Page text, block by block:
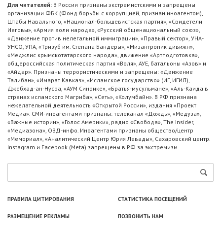
Для читателей: В России признаны экстремистскими и запрещены
организации ФБК (Фонд борьбы с коррупцией, признан иноагентом),
Штабы Навального, «Национал-большевистская партия», «Свидетели
Иеговы», «Армия воли народа», «Русский общенациональный союз»,
«Движение против нелегальной иммиграции», «Правый сектор», УНА-
УНСО, УПА, «Тризуб им. Степана Бандеры», «Мизантропик дивижн»,
«Меджлис крымскотатарского народа», движение «Артподготовка»,
общероссийская политическая партия «Воля», АУЕ, батальоны «Азов» и
«Айдар». Признаны террористическими и запрещены: «Движение
Талибан», «Имарат Кавказ», «Исламское государство» (ИГ, ИГИЛ),
Джебхад-ан-Нусра, «АУМ Синрике», «Братья-мусульмане», «Аль-Каида в
странах исламского Магриба», «Сеть», «Колумбайн». В РФ признана
нежелательной деятельность «Открытой России», издания «Проект
Медиа». СМИ-иноагентами признаны: телеканал «Дождь», «Медуза»,
«Важные истории», «Голос Америки», радио «Свобода», The Insider,
«Медиазона», ОВД-инфо. Иноагентами признаны общество/центр
«Мемориал», «Аналитический Центр Юрия Левады», Сахаровский центр.
Instagram и Facebook (Metа) запрещены в РФ за экстремизм.
ПРАВИЛА ЦИТИРОВАНИЯ СТАТИСТИКА ПОСЕЩЕНИЙ
РАЗМЕЩЕНИЕ РЕКЛАМЫ ПОЗВОНИТЬ НАМ